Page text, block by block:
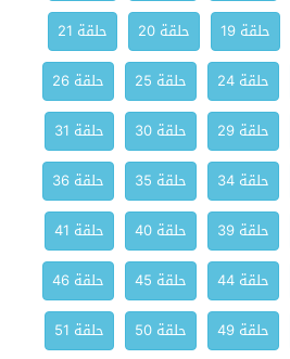
حلقة 19 حلقة 20
حلقة 21
حلقة 24 حلقة 25
حلقة 26
حلقة 29 حلقة 30
حلقة 31
حلقة 34 حلقة 35
حلقة 36
حلقة 39 حلقة 40
حلقة 41
حلقة 44 حلقة 45
حلقة 46
حلقة 49 حلقة 50
حلقة 51